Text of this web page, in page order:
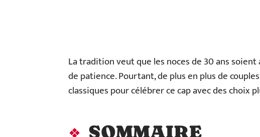
La tradition veut que les noces de 30 ans
de patience. Pourtant, de plus en plus de
classiques pour célébrer ce cap avec des choix
SOMMAIRE